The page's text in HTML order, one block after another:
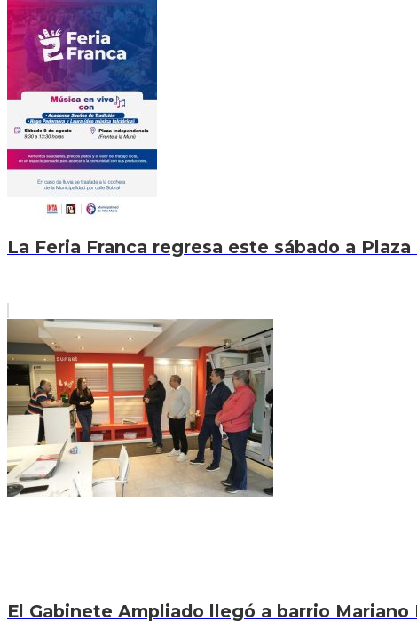
La Feria Franca regresa este sábado a
El Gabinete Ampliado llegó a barrio